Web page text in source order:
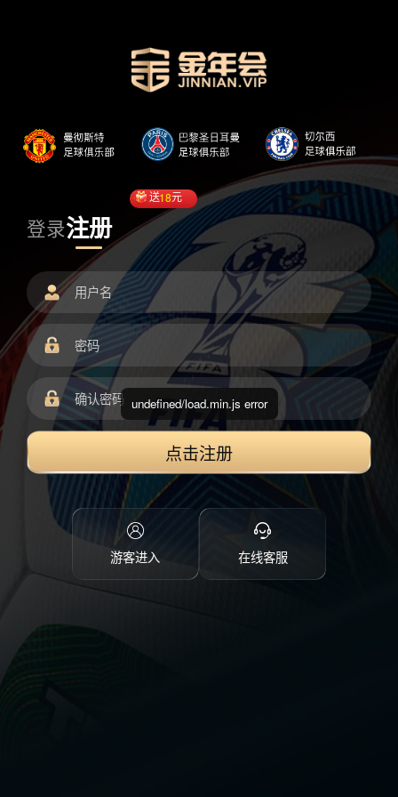
登录注册
送18元
点击注册
游客进入 在线客服
undefined/load.min.js error